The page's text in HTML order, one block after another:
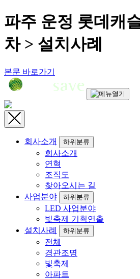
파주 운정 롯데캐
차 > 설치사례
본문 바로가기
회사소개 하위분류
회사소개
연혁
조직도
찾아오시는 길
사업분야
하위분류
LED 사업분야
빛축제 기획연출
설치사례
하위분류
전체
경관조명
빛축제
아파트